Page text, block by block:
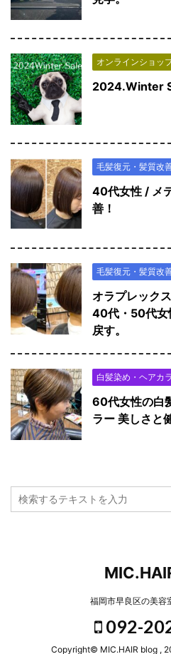
オンラインショッ
2024.Winter
毛髪復元・髪質改
40代女性 / メ
善！
毛髪復元・髪質改
オラプレック
40代・50代女
戻す。
白髪染め・ヘアカ
60代女性の白
ラー 美しさと
福岡市早良区の美容
092-
Copyright© MIC.HAIR blog ,